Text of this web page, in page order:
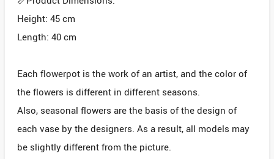
Height: 45 cm
Length: 40 cm
Each flowerpot is the work of an artist, and the color of
the flowers is different in different seasons.
Also, seasonal flowers are the basis of the design of
each vase by the designers. As a result, all models may
be slightly different from the picture.